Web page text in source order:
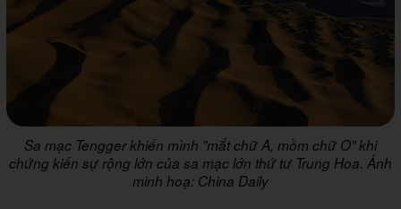
Sa mạc Tengger khiến mình "mắt chữ A, mồm chữ O" khi
chứng kiến sự rộng lớn của sa mạc lớn thứ tư Trung Hoa. Ảnh
minh hoạ: China Daily